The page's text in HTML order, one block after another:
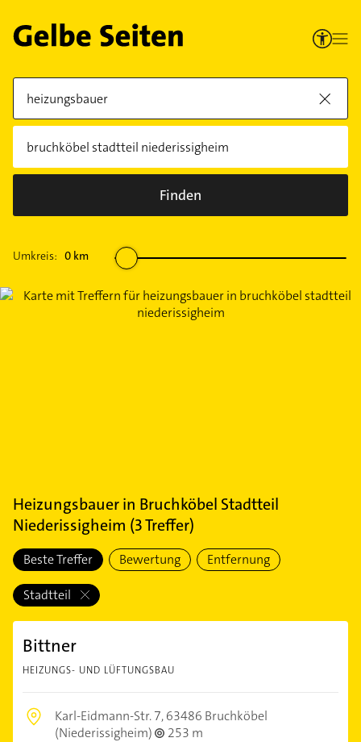
Finden
Umkreis: 0 km
Heizungsbauerin Bruchköbel Stadtteil
Niederissigheim (3Treffer)
Beste Treffer Bewertung Entfernung
Stadtteil
Bittner
HEIZUNGS- UND LÜFTUNGSBAU
Karl-Eidmann-Str. 7,63486 Bruchköbel
(Niederissigheim)
253 m